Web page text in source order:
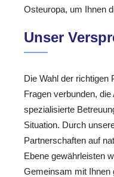
Osteuropa, um Ihnen
Unser
Die Wahl der richtigen
Fragen verbunden,
spezialisierte
Situation. Durch
Partnerschaften auf
Ebene gewährleisten
Gemeinsam mit Ihnen